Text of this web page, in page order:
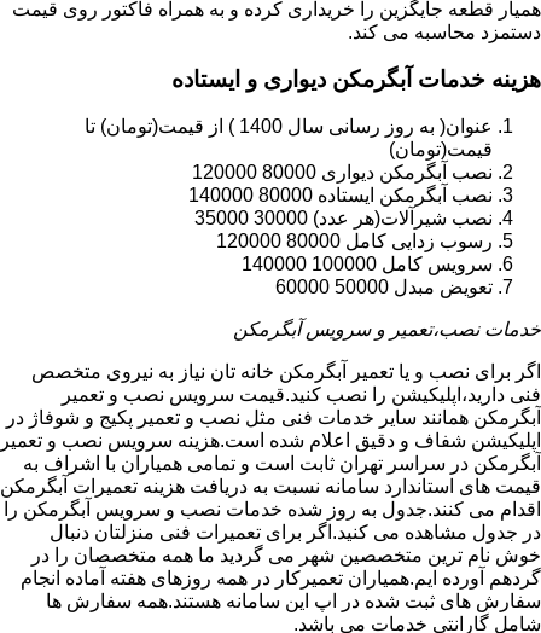
همیار قطعه جایگزین را خریداری کرده و به همراه فاکتور روی قیمت
دستمزد محاسبه می کند.
هزینه خدمات آبگرمکن دیواری و ایستاده
عنوان( به روز رسانی سال 1400 ) از قیمت(تومان) تا
قیمت(تومان)
نصب آبگرمکن دیواری 80000 120000
نصب آبگرمکن ایستاده 80000 140000
نصب شیرآلات(هر عدد) 30000 35000
رسوب زدایی کامل 80000 120000
سرویس کامل 100000 140000
تعویض مبدل 50000 60000
خدمات نصب،تعمیر و سرویس آبگرمکن
اگر برای نصب و یا تعمیر آبگرمکن خانه تان نیاز به نیروی متخصص
فنی دارید،اپلیکیشن را نصب کنید.قیمت سرویس نصب و تعمیر
آبگرمکن همانند سایر خدمات فنی مثل نصب و تعمیر پکیج و شوفاژ در
اپلیکیشن شفاف و دقیق اعلام شده است.هزینه سرویس نصب و تعمیر
آبگرمکن در سراسر تهران ثابت است و تمامی همیاران با اشراف به
قیمت های استاندارد سامانه نسبت به دریافت هزینه تعمیرات آبگرمکن
اقدام می کنند.جدول به روز شده خدمات نصب و سرویس آبگرمکن را
در جدول مشاهده می کنید.اگر برای تعمیرات فنی منزلتان دنبال
خوش نام ترین متخصصین شهر می گردید ما همه متخصصان را در
گردهم آورده ایم.همیاران تعمیرکار در همه روزهای هفته آماده انجام
سفارش های ثبت شده در اپ این سامانه هستند.همه سفارش ها
شامل گارانتی خدمات می باشد.